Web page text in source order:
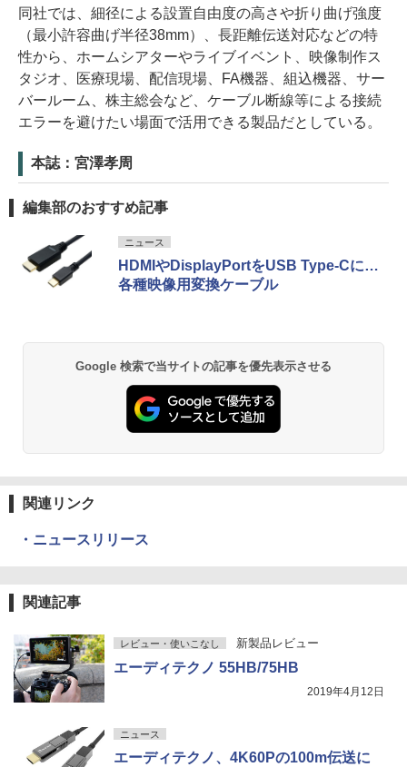
同社では、細径による設置自由度の高さや折り曲げ強度
（最小許容曲げ半径38mm）、長距離伝送対応などの特
性から、ホームシアターやライブイベント、映像制作ス
タジオ、医療現場、配信現場、FA機器、組込機器、サー
バールーム、株主総会など、ケーブル断線等による接続
エラーを避けたい場面で活用できる製品だとしている。
本誌：宮澤孝周
編集部のおすすめ記事
ニュース
HDMIやDisplayPortをUSB Type-Cに…
各種映像用変換ケーブル
Google 検索で当サイトの記事を優先表示させる
関連リンク
・ニュースリリース
関連記事
レビュー・使いこなし 新製品レビュー
エーディテクノ 55HB/75HB
2019年4月12日
ニュース
エーディテクノ、4K60Pの100m伝送に